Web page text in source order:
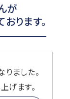
が
ります。
ました。
げます。